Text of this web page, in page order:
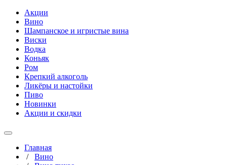
Акции
Вино
Шампанское и игристые вина
Виски
Водка
Коньяк
Ром
Крепкий алкоголь
Ликёры и настойки
Пиво
Новинки
Акции и скидки
Главная
/ Вино